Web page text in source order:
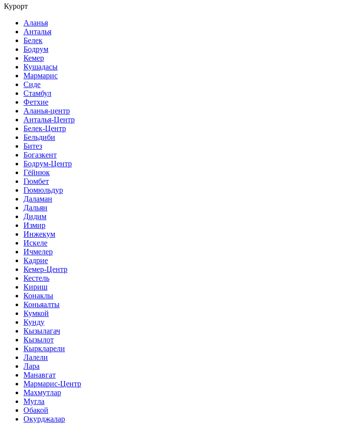
Курорт
Аланья
Анталья
Белек
Бодрум
Кемер
Кушадасы
Мармарис
Сиде
Стамбул
Фетхие
Аланья-центр
Анталья-Центр
Белек-Центр
Бельдиби
Битез
Богазкент
Бодрум-Центр
Гёйнюк
Гюмбет
Гюмюльдур
Даламан
Дальян
Дидим
Измир
Инжекум
Искеле
Ичмелер
Кадрие
Кемер-Центр
Кестель
Кириш
Конаклы
Коньяалты
Кумкой
Кунду
Кызылагач
Кызылот
Кыркларели
Лалели
Лара
Манавгат
Мармарис-Центр
Махмутлар
Мугла
Обакой
Окурджалар